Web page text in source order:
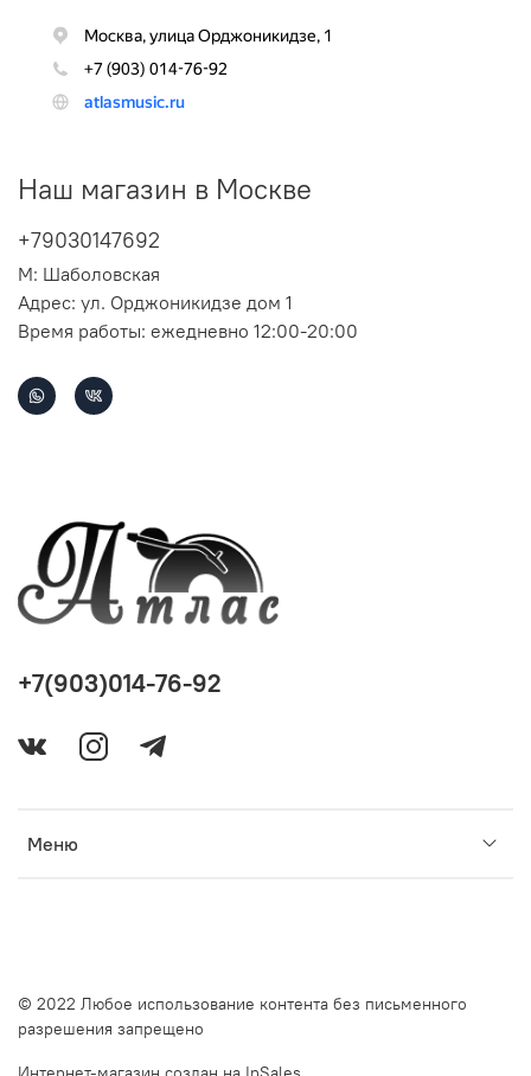
Наш магазин в Москве
+79030147692
М: Шаболовская
Адрес: ул. Орджоникидзе дом 1
Время работы: ежедневно 12:00-20:00
Меню
+7(903)014-76-92
© 2022 Любое использование контента без письменного
разрешения запрещено